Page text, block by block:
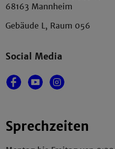
68163 Mannheim
Gebäude L, Raum 056
Social Media
Sprechzeiten